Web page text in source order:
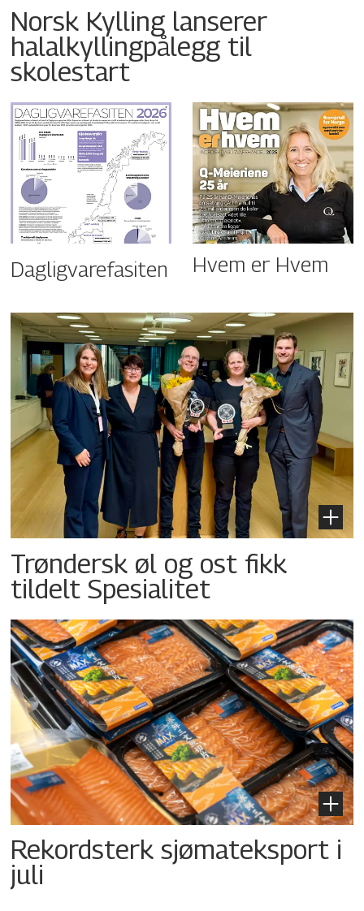
Norsk Kylling lanserer
halalkyllingpålegg til
skolestart
Dagligvarefasiten Hvem er Hvem
Trøndersk øl og ost fikk
tildelt Spesialitet
Rekordsterk sjømateksport i
juli